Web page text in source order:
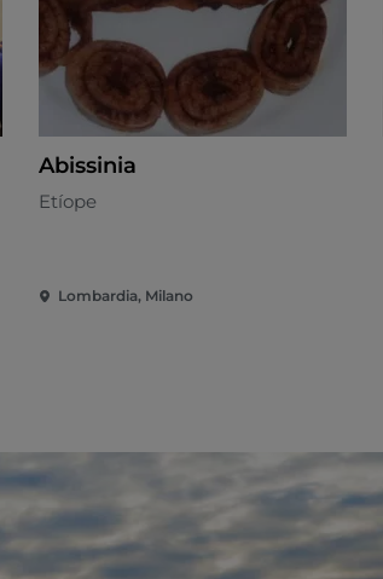
Abissinia
Etíope
Lombardia, Milano